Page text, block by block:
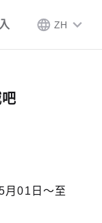
ZH
月01日〜至